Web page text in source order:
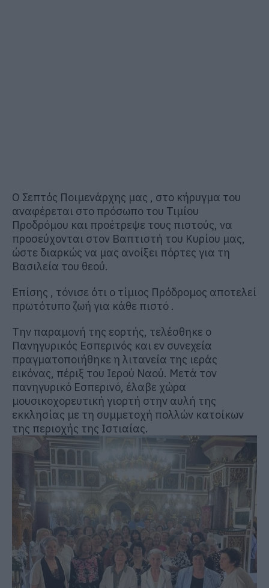
Ο Σεπτός Ποιμενάρχης μας , στο κήρυγμα του
αναφέρεται στο πρόσωπο του Τιμίου
Προδρόμου και προέτρεψε τους πιστούς, να
προσεύχονται στον Βαπτιστή του Κυρίου μας,
ώστε διαρκώς να μας ανοίξει πόρτες για τη
Βασιλεία του θεού.
Επίσης , τόνισε ότι ο τίμιος Πρόδρομος αποτελεί
πρωτότυπο ζωή για κάθε πιστό .
Την παραμονή της εορτής, τελέσθηκε ο
Πανηγυρικός Εσπερινός και εν συνεχεία
πραγματοποιήθηκε η λιτανεία της ιεράς
εικόνας, πέριξ του Ιερού Ναού. Μετά τον
πανηγυρικό Εσπερινό, έλαβε χώρα
μουσικοχορευτική γιορτή στην αυλή της
εκκλησίας με τη συμμετοχή πολλών κατοίκων
της περιοχής της Ιστιαίας.